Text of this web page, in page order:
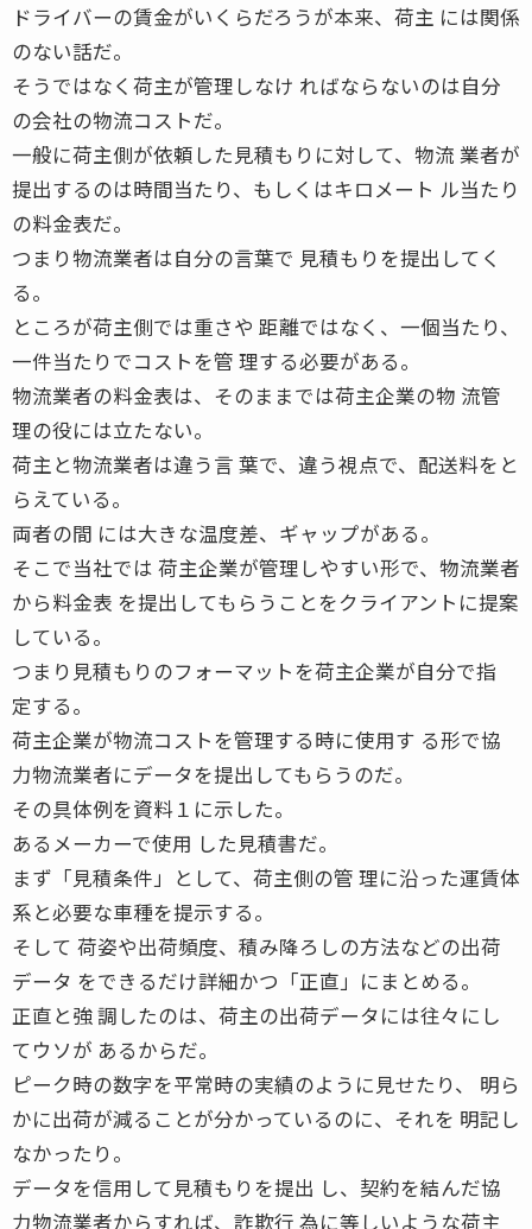
ドライバーの賃金がいくらだろうが本来、荷主 には関係
のない話だ。
そうではなく荷主が管理しなけ ればならないのは自分
の会社の物流コストだ。
一般に荷主側が依頼した見積もりに対して、物流 業者が
提出するのは時間当たり、もしくはキロメート ル当たり
の料金表だ。
つまり物流業者は自分の言葉で 見積もりを提出してく
る。
ところが荷主側では重さや 距離ではなく、一個当たり、
一件当たりでコストを管 理する必要がある。
物流業者の料金表は、そのままでは荷主企業の物 流管
理の役には立たない。
荷主と物流業者は違う言 葉で、違う視点で、配送料をと
らえている。
両者の間 には大きな温度差、ギャップがある。
そこで当社では 荷主企業が管理しやすい形で、物流業者
から料金表 を提出してもらうことをクライアントに提案
している。
つまり見積もりのフォーマットを荷主企業が自分で指
定する。
荷主企業が物流コストを管理する時に使用す る形で協
力物流業者にデータを提出してもらうのだ。
その具体例を資料１に示した。
あるメーカーで使用 した見積書だ。
まず「見積条件」として、荷主側の管 理に沿った運賃体
系と必要な車種を提示する。
そして 荷姿や出荷頻度、積み降ろしの方法などの出荷
データ をできるだけ詳細かつ「正直」にまとめる。
正直と強 調したのは、荷主の出荷データには往々にし
てウソが あるからだ。
ピーク時の数字を平常時の実績のように見せたり、 明ら
かに出荷が減ることが分かっているのに、それを 明記し
なかったり。
データを信用して見積もりを提出 し、契約を結んだ協
力物流業者からすれば、詐欺行 為に等しいような荷主